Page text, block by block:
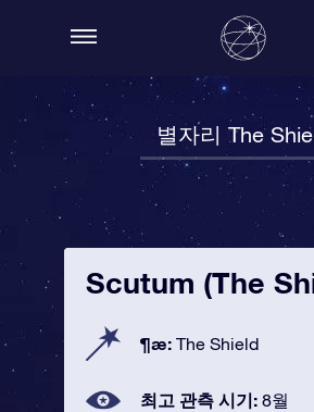
별자리 The
Scutum (The
¶æ: The Shield
최고 관측 시기: 8월